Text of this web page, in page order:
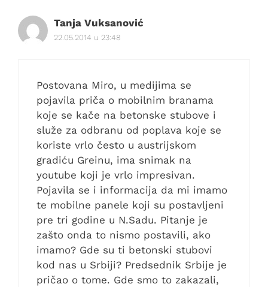
Tanja Vuksanović
22.05.2014 u 23:48
Postovana Miro, u medijima se
pojavila priča o mobilnim branama
koje se kače na betonske stubove i
služe za odbranu od poplava koje se
koriste vrlo često u austrijskom
gradiću Greinu, ima snimak na
youtube koji je vrlo impresivan.
Pojavila se i informacija da mi imamo
te mobilne panele koji su postavljeni
pre tri godine u N.Sadu. Pitanje je
zašto onda to nismo postavili, ako
imamo? Gde su ti betonski stubovi
kod nas u Srbiji? Predsednik Srbije je
pričao o tome. Gde smo to zakazali,